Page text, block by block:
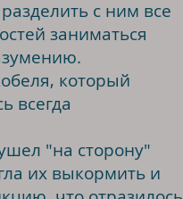
с ним все
заниматься
который
всегда
"на сторону"
их выкормить и